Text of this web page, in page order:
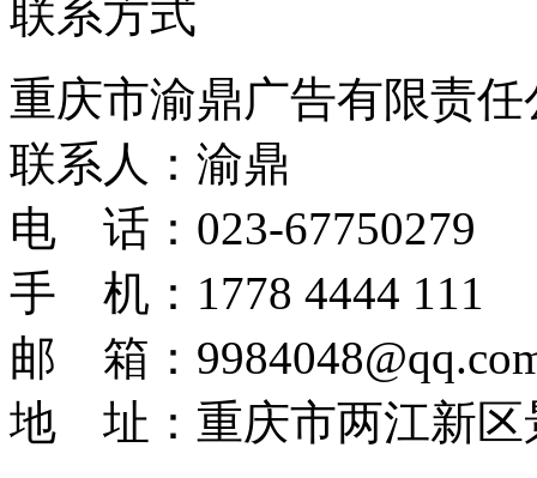
联系方式
重庆市渝鼎广告有限责任
联系人：渝鼎
电 话：023-67750279
手 机：1778 4444 111
邮 箱：
地 址：重庆市两江新区